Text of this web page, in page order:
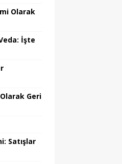
Olarak
İşte
Geri
Satışlar